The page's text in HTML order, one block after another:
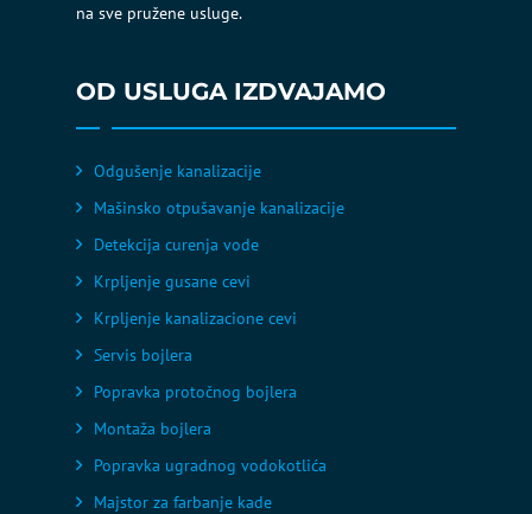
na sve pružene usluge.
OD USLUGA IZDVAJAMO
Odgušenje kanalizacije
Mašinsko otpušavanje kanalizacije
Detekcija curenja vode
Krpljenje gusane cevi
Krpljenje kanalizacione cevi
Servis bojlera
Popravka protočnog bojlera
Montaža bojlera
Popravka ugradnog vodokotlića
Majstor za farbanje kade